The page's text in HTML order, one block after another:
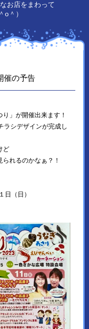
お店をまわって
o＾）
催の予告
」が開催出来ます！
ラシデザインが完成し
ど
れるのかなぁ？！
（日）